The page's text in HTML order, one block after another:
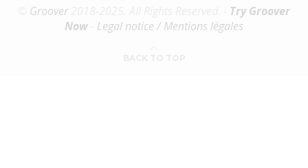
Groover2018-2025. All Rights Reserved. - Try Groover
Now
Legal notice / Mentions légales